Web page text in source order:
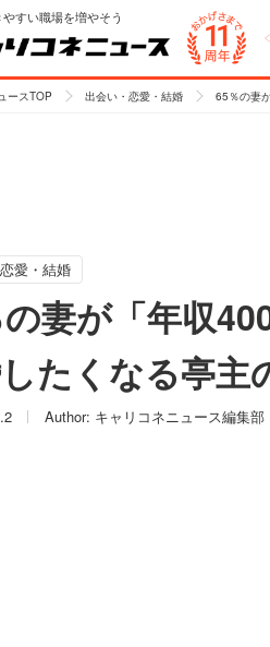
すい職場を増やそう
ースTOP 出会い・恋愛・結婚 65％の妻
愛・結婚
妻が「年収
たくなる亭主
Author: キャリコネニュース編集部